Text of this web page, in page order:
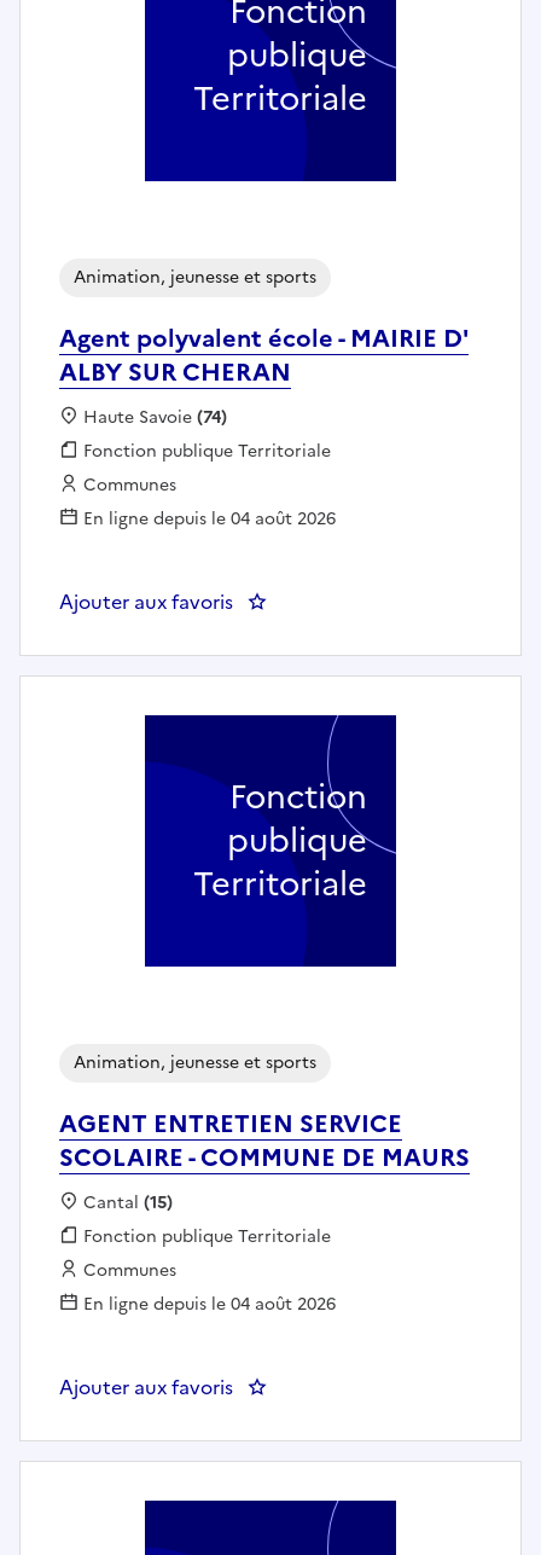
Agent polyvalent école - MAIRIE D'
ALBY SUR CHERAN
Animation, jeunesse et sports
Localisation :
Haute Savoie(74)
Fonction publique :
Fonction publique Territoriale
Employeur :
Communes
En ligne depuis le 04 août 2026
Ajouter aux favoris : Agent polyvalent école -
Fonction
publique
Territoriale
AGENT ENTRETIEN SERVICE
SCOLAIRE - COMMUNE DE MAURS
Animation, jeunesse et sports
Localisation :
Cantal (15)
Fonction publique :
Fonction publique Territoriale
Employeur :
Communes
En ligne depuis le 04 août 2026
Ajouter aux favoris : AGENT ENTRETIEN SERVICE
Fonction
publique
Territoriale